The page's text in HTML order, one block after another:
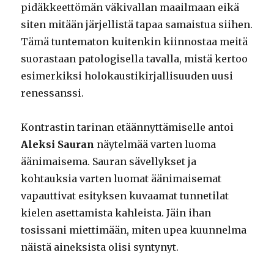
pidäkkeettömän väkivallan maailmaan eikä
siten mitään järjellistä tapaa samaistua siihen.
Tämä tuntematon kuitenkin kiinnostaa meitä
suorastaan patologisella tavalla, mistä kertoo
esimerkiksi holokaustikirjallisuuden uusi
renessanssi.
Kontrastin tarinan etäännyttämiselle antoi
Aleksi Sauran näytelmää varten luoma
äänimaisema. Sauran sävellykset ja
kohtauksia varten luomat äänimaisemat
vapauttivat esityksen kuvaamat tunnetilat
kielen asettamista kahleista. Jäin ihan
tosissani miettimään, miten upea kuunnelma
näistä aineksista olisi syntynyt.